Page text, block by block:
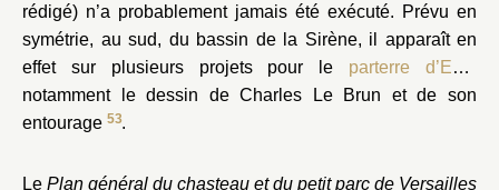
rédigé) n’a probablement jamais été exécuté. Prévu en
symétrie, au sud, du bassin de la Sirène, il apparaît en
effet sur plusieurs projets pour le parterre d’Eau
notamment le dessin de Charles Le Brun et de son
entourage 53.
Le Plan général du chasteau et du petit parc de Versailles